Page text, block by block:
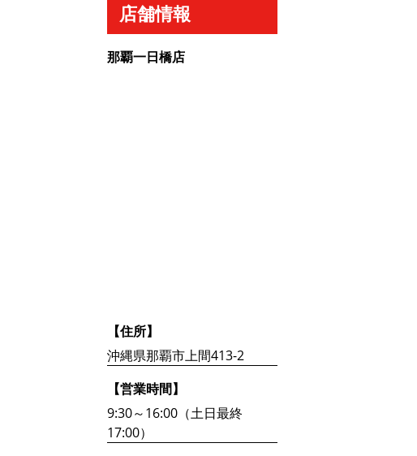
店舗情報
那覇一日橋店
【住所】
沖縄県那覇市上間413-2
【営業時間】
9:30～16:00（土日最終
17:00）